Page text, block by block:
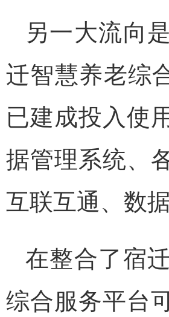
另一大流向
迁智慧养老综
已建成投入使
据管理系统、
互联互通、数据
在整合了宿
综合服务平台